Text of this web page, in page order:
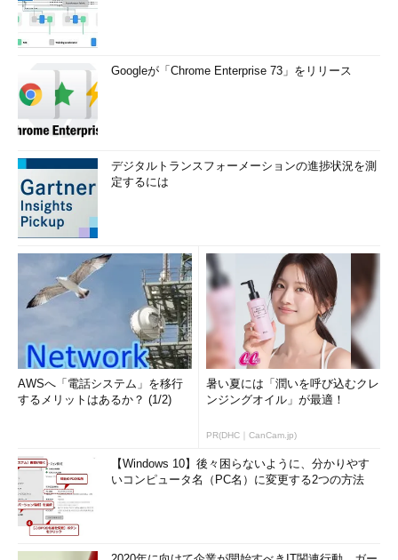
Googleが「Chrome Enterprise 73」をリリース
デジタルトランスフォーメーションの進捗状況を測
定するには
AWSへ「電話システム」を移行
するメリットはあるか？ (1/2)
暑い夏には「潤いを呼び込むクレ
ンジングオイル」が最適！
PR(DHC｜CanCam.jp)
【Windows 10】後々困らないように、分かりやす
いコンピュータ名（PC名）に変更する2つの方法